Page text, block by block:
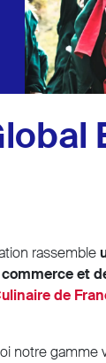
rassemble
commerce et
de
gamme